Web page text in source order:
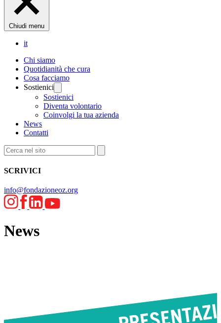
Chiudi menu
it
Chi siamo
Quotidianità che cura
Cosa facciamo
Sostienici
Sostienici
Diventa volontario
Coinvolgi la tua azienda
News
Contatti
SCRIVICI
info@fondazioneoz.org
News